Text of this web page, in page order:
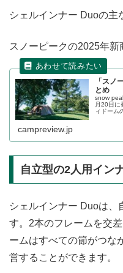
シェルインナー Duoの主
スノーピークの2025年
「スノ
とめ
snow
月20日に
ィドーム
ど、様
campreview.jp
自立型の2人用イン
シェルインナー Duoは、
す。2本のフレームを交
ームはすべての節がつな
営することができます。